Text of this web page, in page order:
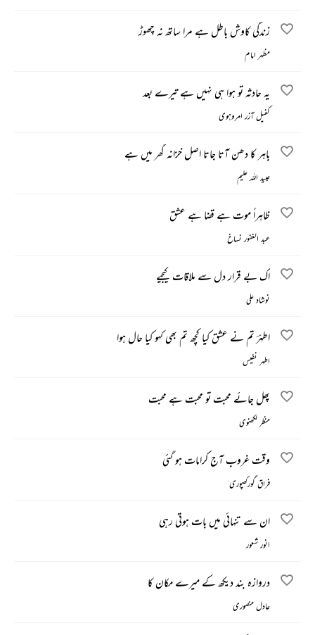
زندگی کاوش باطل ہے مرا ساتھ نہ چھوڑ
مظہر امام
یہ حادثہ تو ہوا ہی نہیں ہے تیرے بعد
کفیل آزر امروہوی
باہر کا دھن آتا جاتا اصل خزانہ گھر میں ہے
عبید اللہ علیم
ظاہراً موت ہے قضا ہے عشق
عبد الغفور نساخ
اک بے قرار دل سے ملاقات کیجیے
نوشاد علی
اطہرؔ تم نے عشق کیا کچھ تم بھی کہو کیا حال ہوا
اطہر نفیس
پھل جائے محبت تو محبت ہے محبت
منظر لکھنوی
وقت غروب آج کرامات ہو گئی
فراق گورکھپوری
ان سے تنہائی میں بات ہوتی رہی
انور شعور
دروازہ بند دیکھ کے میرے مکان کا
عادل منصوری